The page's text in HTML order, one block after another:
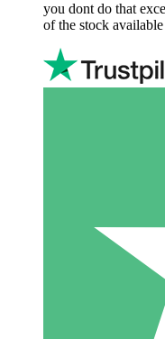
you dont do that
of the stock